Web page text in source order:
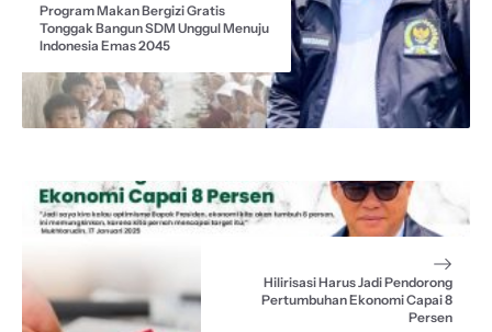
Program Makan Bergizi Gratis
Tonggak Bangun SDM Unggul Menuju
Indonesia Emas 2045
Hilirisasi Harus Jadi Pendorong
Pertumbuhan Ekonomi Capai 8
Persen